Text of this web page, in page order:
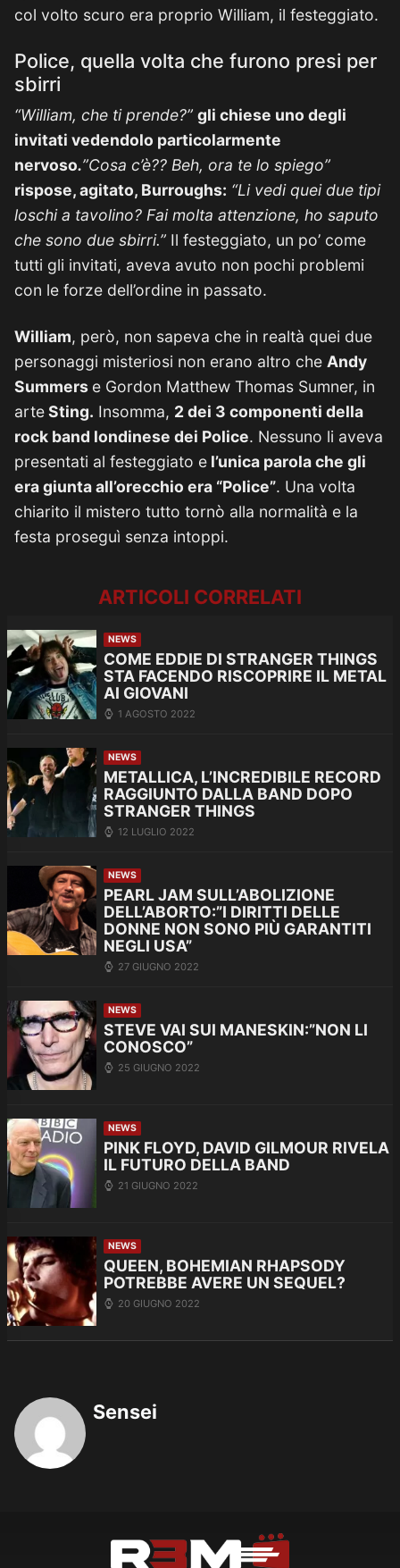
col volto scuro era proprio William, il festeggiato.
Police, quella volta che furono presi per
sbirri
“William, che ti prende?” gli chiese uno degli
invitati vedendolo particolarmente
nervoso.”Cosa c’è?? Beh, ora te lo spiego”
rispose, agitato, Burroughs: “Li vedi quei due tipi
loschi a tavolino? Fai molta attenzione, ho saputo
che sono due sbirri.” Il festeggiato, un po’ come
tutti gli invitati, aveva avuto non pochi problemi
con le forze dell’ordine in passato.
William, però, non sapeva che in realtà quei due
personaggi misteriosi non erano altro che Andy
Summers e Gordon Matthew Thomas Sumner, in
arteSting. Insomma, 2 dei 3 componenti della
rock band londinese dei Police. Nessuno li aveva
presentati al festeggiato e l’unica parola che gli
era giunta all’orecchio era “Police”. Una volta
chiarito il mistero tutto tornò alla normalità e la
festa proseguì senza intoppi.
ARTICOLI CORRELATI
NEWS
COME EDDIE DI STRANGER THINGS
STA FACENDO RISCOPRIRE IL METAL
AI GIOVANI
1 AGOSTO 2022
NEWS
METALLICA, L’INCREDIBILE RECORD
RAGGIUNTO DALLA BAND DOPO
STRANGER THINGS
12 LUGLIO 2022
NEWS
PEARL JAM SULL’ABOLIZIONE
DELL’ABORTO:”I DIRITTI DELLE
DONNE NON SONO PIÙ GARANTITI
NEGLI USA”
27 GIUGNO 2022
NEWS
STEVE VAI SUI MANESKIN:”NON LI
CONOSCO”
25 GIUGNO 2022
NEWS
PINK FLOYD, DAVID GILMOUR RIVELA
IL FUTURO DELLA BAND
21 GIUGNO 2022
NEWS
QUEEN, BOHEMIAN RHAPSODY
POTREBBE AVERE UN SEQUEL?
20 GIUGNO 2022
Sensei